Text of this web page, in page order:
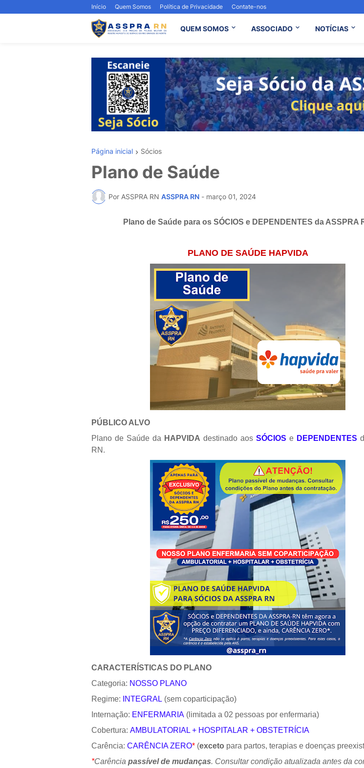
Início Quem Somos Política de Privacidade Contate-nos
QUEM SOMOS ASSOCIADO NOTÍCIAS
Página inicial Sócios
Plano de Saúde
Por ASSPRA RN ASSPRA RN - março 01, 2024
Plano de Saúde para os SÓCIOS e DEPENDENTES da ASSPRA
PLANO DE SAÚDE HAPVIDA
PÚBLICO ALVO
Plano de Saúde da HAPVIDA destinado aos SÓCIOS e DEPENDENTES
RN.
CARACTERÍSTICAS DO PLANO
Categoria: NOSSO PLANO
Regime:
INTEGRAL (sem coparticipação)
Internação: ENFERMARIA (limitada a 02 pessoas por enfermaria)
Cobertura: AMBULATORIAL + HOSPITALAR + OBSTETRÍCIA
Carência: CARÊNCIA ZERO* (exceto para partos, terapias e doenças
*Carência passível de mudanças. Consultar condição atualizada antes da